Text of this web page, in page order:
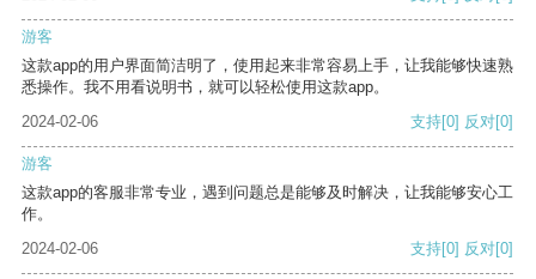
游客
这款app的用户界面简洁明了，使用起来非常容易上手，让我能够快速熟
悉操作。我不用看说明书，就可以轻松使用这款app。
2024-02-06
支持[0] 反对[0]
游客
这款app的客服非常专业，遇到问题总是能够及时解决，让我能够安心工
作。
2024-02-06
支持[0] 反对[0]